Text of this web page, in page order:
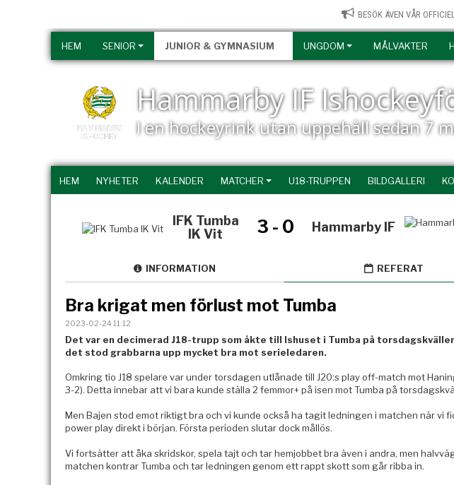
BESÖK ÄVEN VÅR
HEM SENIOR JUNIOR & GYMNASIUM UNGDOM MÅLVAKTER
Hammarby IF
I en hockeyrink utan uppehåll sedan 7
HEM NYHETER KALENDER MATCHER U18-TRUPPEN BILDGALLERI
IFK Tumba
IK Vit
3 - 0 Hammarby IF
INFORMATION REFERAT
Bra krigat men förlust mot Tumba
2023-02-24 11:12
Det var en decimerad J18-trupp som åkte till Ishuset i Tumba på
det stod grabbarna upp mycket bra mot serieledaren.
Omkring tio J18 spelare var under torsdagen utlånade till J20:s play off-match mot
3-2). Detta innebar att vi bara kunde ställa 2 femmor+ på isen mot Tumba på
Men Bajen stod emot riktigt bra och vi kunde också ha tagit ledningen i matchen när vi
power play direkt i början. Första perioden slutar dock mållös.
Vi fortsätter att åka skridskor, spela tajt och tar hemjobbet bra även i andra, men
matchen kontrar Tumba och tar ledningen genom ett rappt skott som går ribba in.